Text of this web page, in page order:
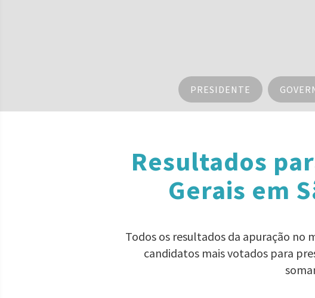
PRESIDENTE
Resultados
Gerais em
Todos os resultados da apuração no
candidatos mais votados para